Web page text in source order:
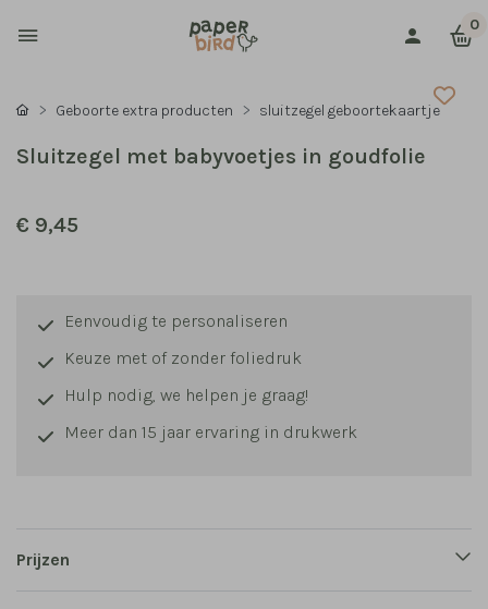
0
Geboorte extra producten sluitzegel geboortekaartje
Sluitzegel met babyvoetjes in goudfolie
€ 9,45
Eenvoudig te personaliseren
Keuze met of zonder foliedruk
Hulp nodig, we helpen je graag!
Meer dan 15 jaar ervaring in drukwerk
Prijzen